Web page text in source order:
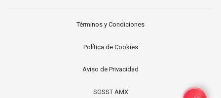
Términos y Condiciones
Política de Cookies
Aviso de Privacidad
SGSST AMX